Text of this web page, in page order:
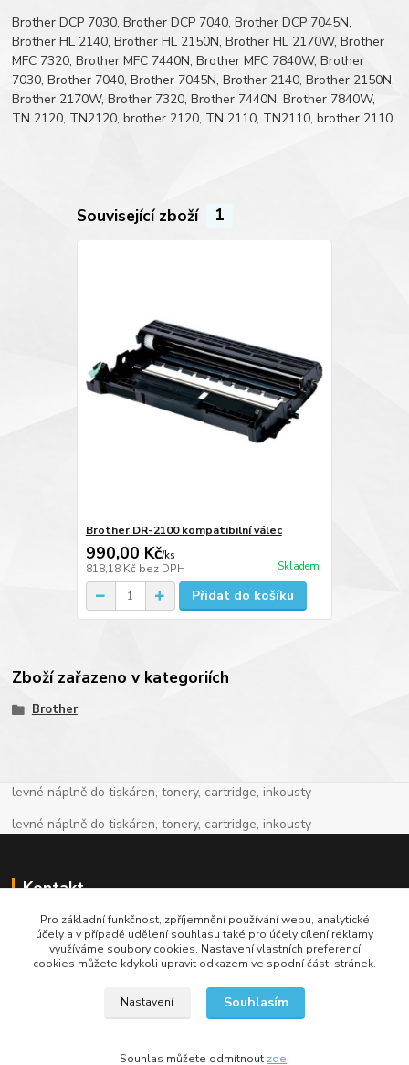
Brother DCP 7030, Brother DCP 7040, Brother DCP 7045N,
Brother HL 2140, Brother HL 2150N, Brother HL 2170W, Brother
MFC 7320, Brother MFC 7440N, Brother MFC 7840W, Brother
7030, Brother 7040, Brother 7045N, Brother 2140, Brother 2150N,
Brother 2170W, Brother 7320, Brother 7440N, Brother 7840W,
TN 2120, TN2120, brother 2120, TN 2110, TN2110, brother 2110
Související zboží 1
Brother DR-2100 kompatibilní válec
990,00 Kč/ks
818,18 Kč bez DPH Skladem
Přidat do košíku
Zboží zařazeno v kategoriích
Brother
levné náplně do tiskáren, tonery, cartridge, inkousty
levné náplně do tiskáren, tonery, cartridge, inkousty
Kontakt
+420 774 913 718
info@levnenaplne.com
Pro základní funkčnost, zpříjemnění používání webu, analytické
účely a v případě udělení souhlasu také pro účely cílení reklamy
využíváme soubory cookies. Nastavení vlastních preferencí
cookies můžete kdykoli upravit odkazem ve spodní části stránek.
Nastavení Souhlasím
Souhlas můžete odmítnout zde.